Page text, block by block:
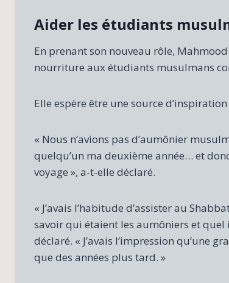
Aider les étudiants
En prenant son nouveau rôle,
nourriture aux étudiants musulmans
Elle espère être une source
« Nous n’avions pas d’aumônier
quelqu’un ma deuxième année… et
voyage », a-t-elle déclaré.
« J’avais l’habitude d’assister au
savoir qui étaient les aumôniers et
déclaré. « J’avais l’impression qu’une
que des années plus tard. »